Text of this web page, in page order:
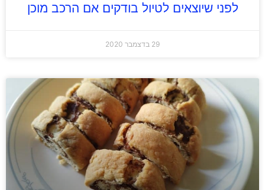
לפני שיוצאים לטיול בודקים אם הרכב מוכן
29 בדצמבר 2020